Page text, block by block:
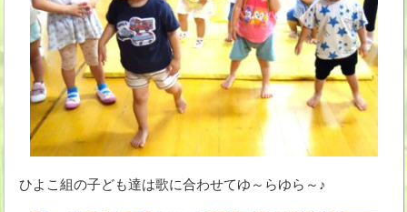
ひよこ組の子ども達は歌に合わせてゆ～らゆら～♪